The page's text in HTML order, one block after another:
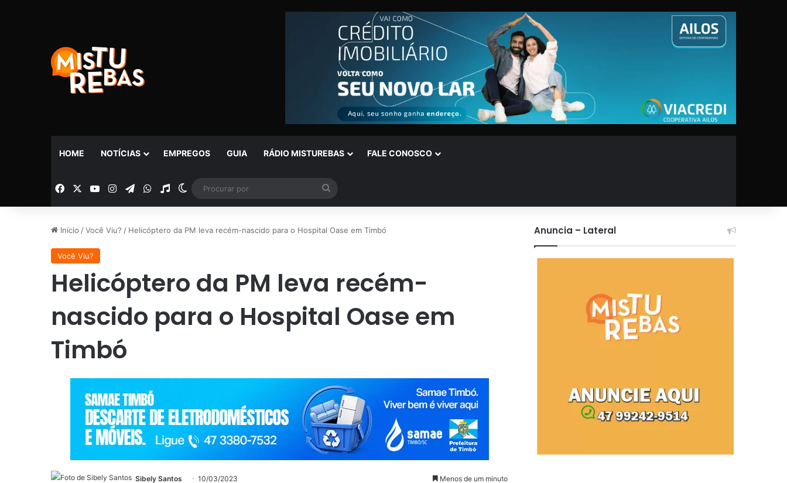
HOME NOTÍCIAS EMPREGOS GUIA RÁDIO MISTUREBAS FALE CONOSCO
Facebook YouTubeInstagramTelegramWhatsApp
Rádio Switch skin
por
Início /Você Viu? / Helicóptero da PM leva recém-nascido para o Hospital Oase em Timbó
Você Viu?
Helicóptero da PM leva recém-
nascido para o Hospital Oase em
Timbó
Sibely Santos 10/03/2023 Menos de um minuto
Anuncia – Lateral